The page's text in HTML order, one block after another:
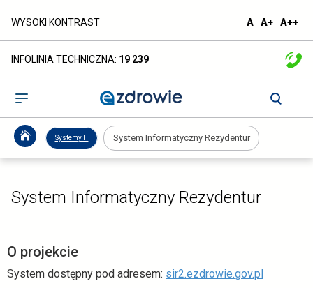
System
Informatyczny
Rezydentur
ezdrowie.gov.pl
WYSOKI KONTRAST A domyślna
A+większa
A++
INFOLINIA TECHNICZNA: 19 239
Otwórz
Systemy IT System Informatyczny Rezydentur
System Informatyczny Rezydentur
O projekcie
System dostępny pod adresem: sir2.ezdrowie.gov.plo